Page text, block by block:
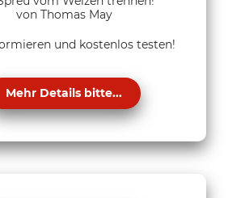
von Thomas May
und kostenlos testen!
Mehr Details bitte...